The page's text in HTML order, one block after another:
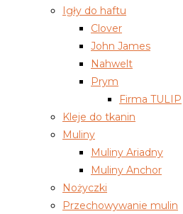
Igły do haftu
Clover
John James
Nahwelt
Prym
Firma TULIP
Kleje do tkanin
Muliny
Muliny Ariadny
Muliny Anchor
Nożyczki
Przechowywanie mulin